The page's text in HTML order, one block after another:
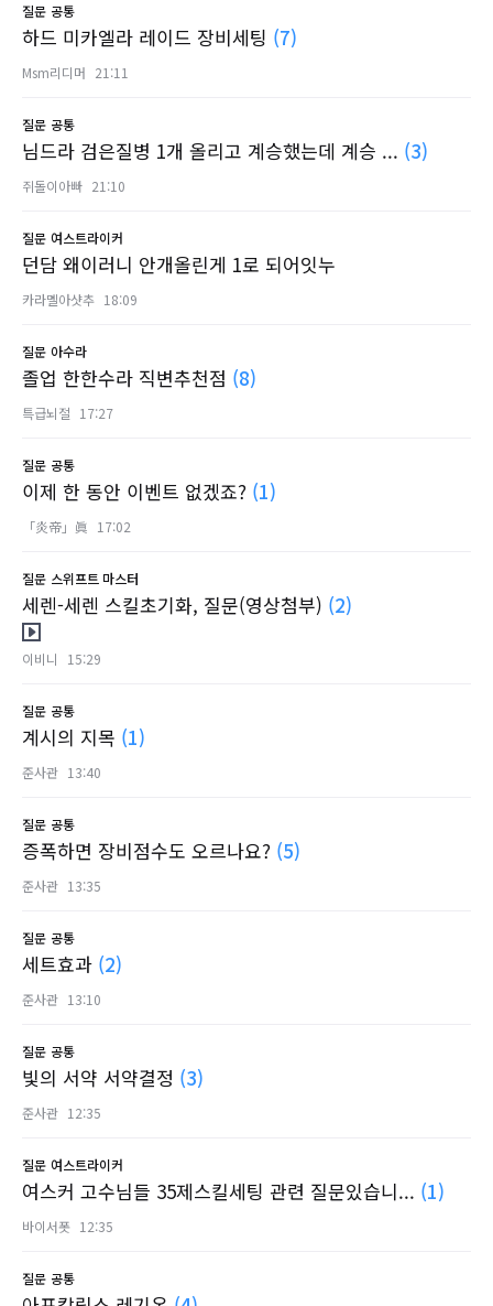
질문 공통
하드 미카엘라 레이드 장비세팅 (7)
Msm리디머 21:11
질문 공통
님드라 검은질병 1개 올리고 계승했는데 계승 ... (3)
쥐돌이아빠 21:10
질문 여스트라이커
던담 왜이러니 안개올린게 1로 되어잇누
카라멜아샷추 18:09
질문 아수라
졸업 한한수라 직변추천점 (8)
특급뇌절 17:27
질문 공통
이제 한 동안 이벤트 없겠죠? (1)
「炎帝」眞 17:02
질문 스위프트 마스터
세렌-세렌 스킬초기화, 질문(영상첨부) (2)
이비니 15:29
질문 공통
계시의 지목 (1)
준사관 13:40
질문 공통
증폭하면 장비점수도 오르나요? (5)
준사관 13:35
질문 공통
세트효과 (2)
준사관 13:10
질문 공통
빛의 서약 서약결정 (3)
준사관 12:35
질문 여스트라이커
여스커 고수님들 35제스킬세팅 관련 질문있습니... (1)
바이서폿 12:35
질문 공통